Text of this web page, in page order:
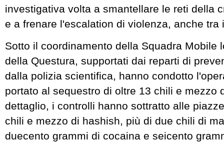
investigativa volta a smantellare le reti della
e a frenare l'escalation di violenza, anche tra
​Sotto il coordinamento della Squadra Mobile
della Questura, supportati dai reparti di
dalla polizia scientifica, hanno condotto
portato al sequestro di oltre 13 chili e mezzo
dettaglio, i controlli hanno sottratto alle
chili e mezzo di hashish, più di due chili di
duecento grammi di cocaina e seicento